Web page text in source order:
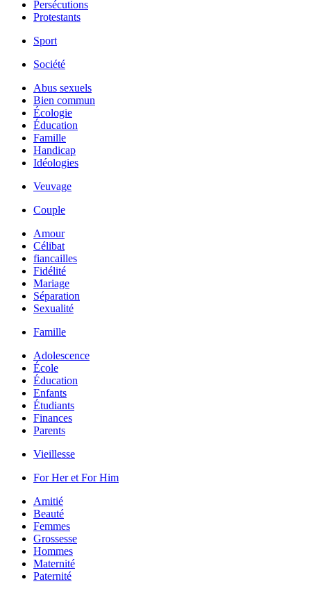
Persécutions
Protestants
Sport
Société
Abus sexuels
Bien commun
Écologie
Éducation
Famille
Handicap
Idéologies
Veuvage
Couple
Amour
Célibat
fiancailles
Fidélité
Mariage
Séparation
Sexualité
Famille
Adolescence
École
Éducation
Enfants
Étudiants
Finances
Parents
Vieillesse
For Her et For Him
Amitié
Beauté
Femmes
Grossesse
Hommes
Maternité
Paternité